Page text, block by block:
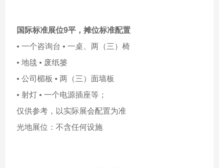
国际标准展位9平，摊位标准配置
• 一个咨询台 • 一桌、两（三）椅
• 地毯 • 废纸篓
• 公司楣板 • 两（三）面墙板
• 射灯 • 一个电源插座等；
仅供参考，以实际展会配置为准
光地展位：不含任何设施